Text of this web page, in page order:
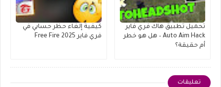
تحميل تطبيق هاك فري فاير
Auto Aim Hack – هل هو خطر
أم حقيقة؟
كيفية إلغاء حظر حسابي في
فري فاير Free Fire 2025
تعليقات